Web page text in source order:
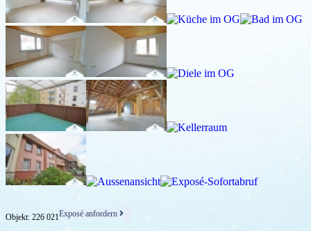
Objekt: 226 021Exposé anfordern